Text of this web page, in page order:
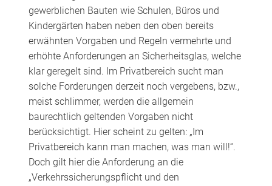
gewerblichen Bauten wie Schulen, Büros und
Kindergärten haben neben den oben bereits
erwähnten Vorgaben und Regeln vermehrte und
erhöhte Anforderungen an Sicherheitsglas, welche
klar geregelt sind. Im Privatbereich sucht man
solche Forderungen derzeit noch vergebens, bzw.,
meist schlimmer, werden die allgemein
baurechtlich geltenden Vorgaben nicht
berücksichtigt. Hier scheint zu gelten: „Im
Privatbereich kann man machen, was man will!“.
Doch gilt hier die Anforderung an die
„Verkehrssicherungspflicht und den